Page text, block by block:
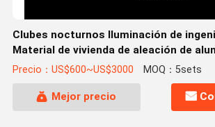
Clubes nocturnos Iluminación de
Material de vivienda de aleación de
tecnología y diseño de enfriamiento de
Precio：US$600~US$3000 MOQ：5sets
Mejor precio